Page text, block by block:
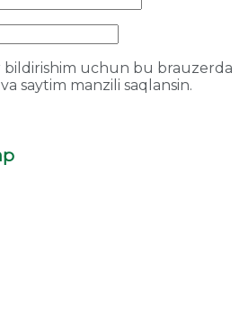
bildirishim uchun bu brauzerda
saytim manzili saqlansin.